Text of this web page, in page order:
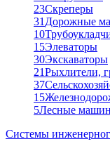
23Скреперы
31 Дорожные
10
15Элеваторы
30Экскаваторы
21Рыхлители,
37
15
5Лесные
Системы